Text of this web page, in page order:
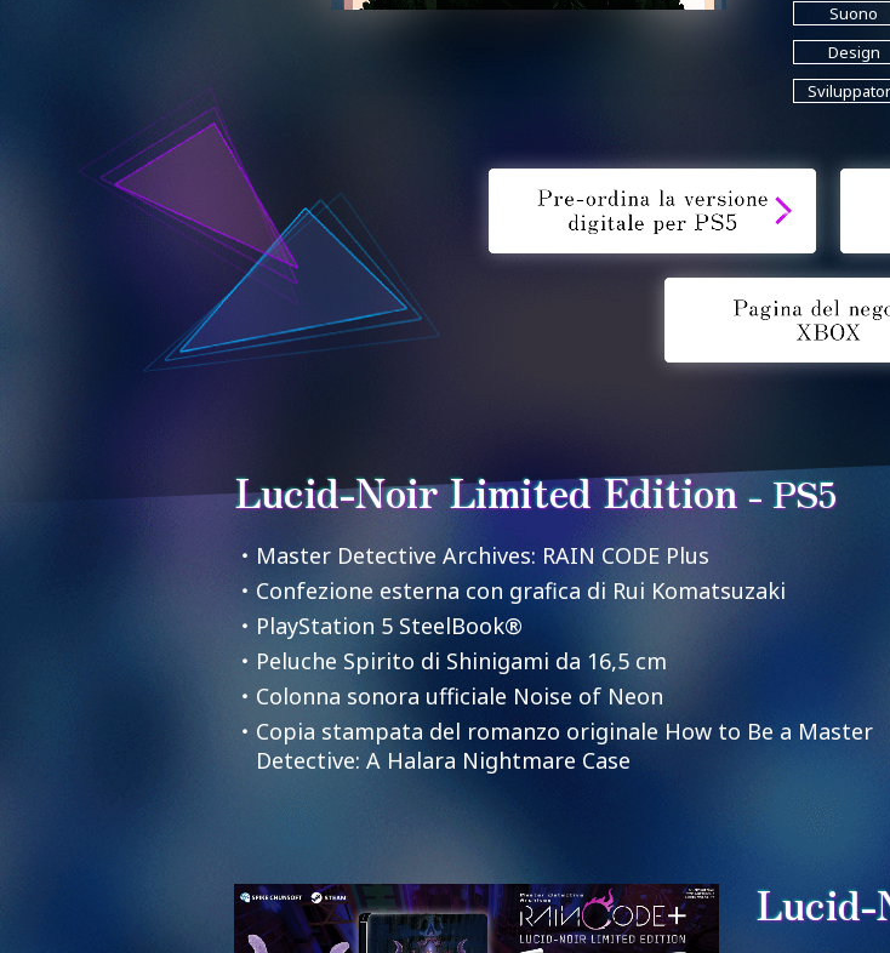
Suono
Design
Lucid-Noir Limited Edition- PS5
・Master Detective Archives: RAIN CODE Plus
・Confezione esterna con grafica di Rui Komatsuzaki
・PlayStation 5 SteelBook®
・Peluche Spirito di Shinigami da 16,5 cm
・Colonna sonora ufficiale Noise of Neon
・Copia stampata del romanzo originale How to Be a Master
Detective: A Halara Nightmare Case
Lucid-